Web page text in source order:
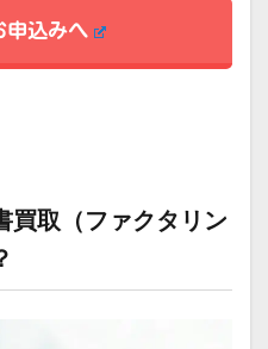
申込みへ
買取（ファクタリン